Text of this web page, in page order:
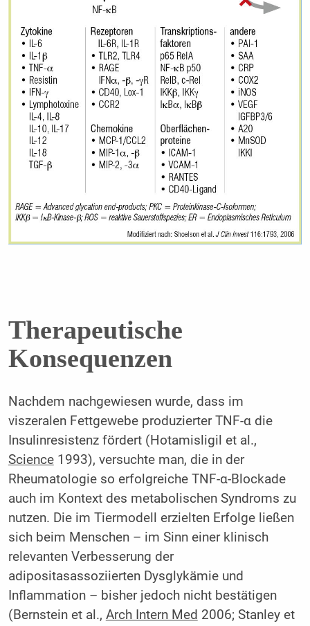
Therapeutische
Konsequenzen
Nachdem nachgewiesen wurde, dass im
viszeralen Fettgewebe produzierter TNF-α die
Insulinresistenz fördert (Hotamisligil et al.,
Science1993), versuchte man, die in der
Rheumatologie so erfolgreiche TNF-α-Blockade
auch im Kontext des metabolischen Syndroms zu
nutzen. Die im Tiermodell erzielten Erfolge ließen
sich beim Menschen – im Sinn einer klinisch
relevanten Verbesserung der
adipositasassoziierten Dysglykämie und
Inflammation – bisher jedoch nicht bestätigen
(Bernstein et al., Arch Intern Med 2006; Stanley et